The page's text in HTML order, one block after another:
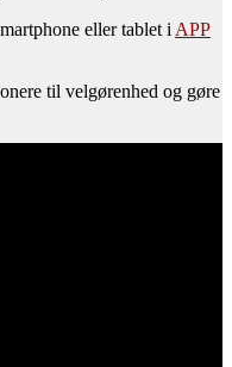
eller tablet i APP
til velgørenhed og gøre